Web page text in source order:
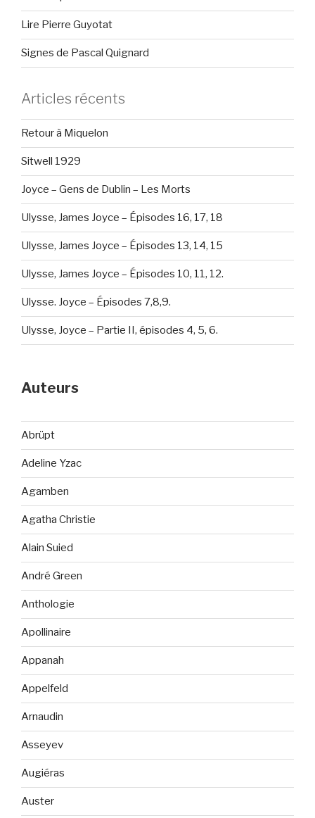
Lire Pierre Guyotat
Signes de Pascal Quignard
Articles récents
Retour à Miquelon
Sitwell 1929
Joyce – Gens de Dublin – Les Morts
Ulysse, James Joyce – Épisodes 16, 17, 18
Ulysse, James Joyce – Épisodes 13, 14, 15
Ulysse, James Joyce – Épisodes 10, 11, 12.
Ulysse. Joyce – Épisodes 7,8,9.
Ulysse, Joyce – Partie II, épisodes 4, 5, 6.
Auteurs
Abrüpt
Adeline Yzac
Agamben
Agatha Christie
Alain Suied
André Green
Anthologie
Apollinaire
Appanah
Appelfeld
Arnaudin
Asseyev
Augiéras
Auster